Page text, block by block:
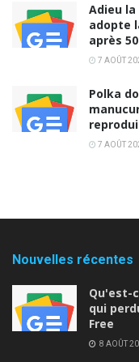
Adieu
adopte
après
7 AOÛT
Polka
7 AOÛT
Nouvelles récentes
Qu'est-
qui
Free
8 AOÛT